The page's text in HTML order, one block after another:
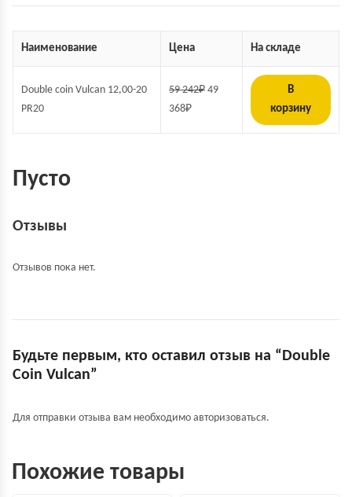
Наименование Цена На складе
Double coin Vulcan 12,00-20
PR20
59 242₽ 49
368₽
В
корзину
Пусто
Отзывы
Отзывов пока нет.
Будьте первым, кто оставил отзыв на “Double
Coin Vulcan”
Для отправки отзыва вам необходимо авторизоваться.
Похожие товары